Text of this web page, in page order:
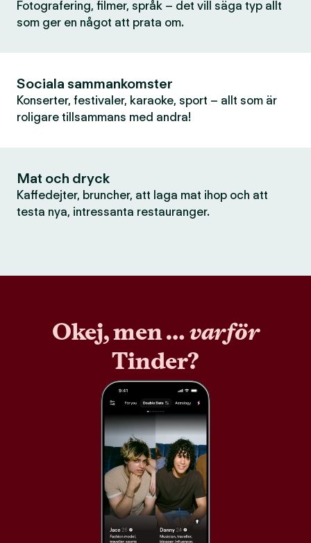
Fotografering, filmer, språk – det vill säga typ allt
som ger en något att prata om.
Sociala sammankomster
Konserter, festivaler, karaoke, sport – allt som är
roligare tillsammans med andra!
Mat och dryck
Kaffedejter, bruncher, att laga mat ihop och att
testa nya, intressanta restauranger.
Okej, men …varför
Tinder?